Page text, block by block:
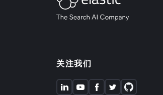
关注我们